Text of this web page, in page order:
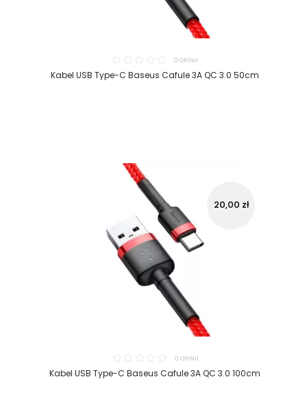
0 OPINII
Kabel USB Type-C Baseus Cafule 3A QC 3.0 50cm
0 OPINII
Kabel USB Type-C Baseus Cafule 3A QC 3.0 100cm
20,00 zł